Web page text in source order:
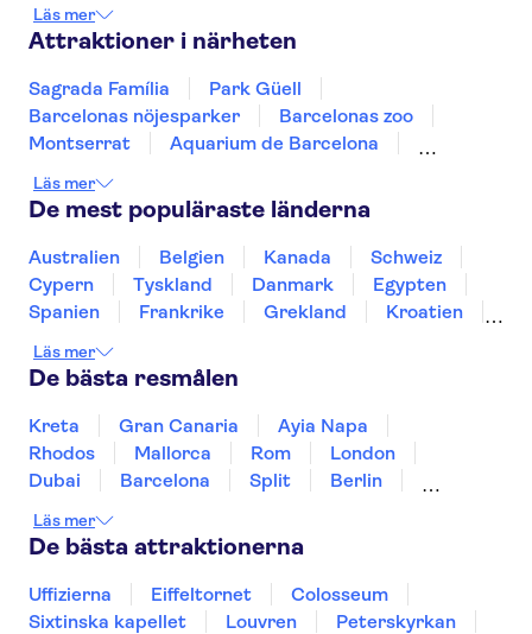
Figueres
Deltebre Peñíscola
Läs mer
Attraktioner i närheten
Sagrada Família
Park Güell
Barcelonas nöjesparker
Barcelonas zoo
Montserrat
Aquarium de Barcelona
Aquarium Poema del Mar
TUI Palma Marathon Mallorca 2026
Puerto Colon
Aqualandia Benidorm
Siam Park
Caminito del Rey Terra Mitica
Läs mer
De mest populäraste länderna
Australien Belgien Kanada
Schweiz
Cypern
Tyskland Danmark
Egypten
Spanien
Frankrike Grekland
Kroatien
Sverige
Thailand
Läs mer
De bästa resmålen
Kreta Gran Canaria
Ayia Napa
Rhodos
Mallorca Rom
London
Dubai
Barcelona Split
Berlin
Gdansk
Oslo Helsingfors
Helsingborg
Läs mer
De bästa attraktionerna
Uffizierna Eiffeltornet
Colosseum
Sixtinska kapellet
Louvren
Peterskyrkan